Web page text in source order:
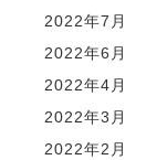
2022年7月
2022年6月
2022年4月
2022年3月
2022年2月